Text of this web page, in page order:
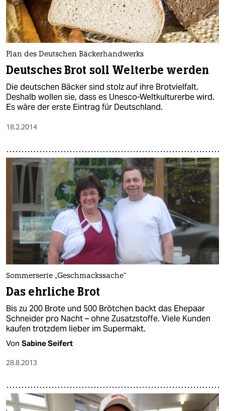
Plan des Deutschen Bäckerhandwerks
Deutsches Brot soll Welterbe werden
Die deutschen Bäcker sind stolz auf ihre Brotvielfalt.
Deshalb wollen sie, dass es Unesco-Weltkulturerbe wird.
Es wäre der erste Eintrag für Deutschland.
18.2.2014
Sommerserie „Geschmackssache“
Das ehrliche Brot
Bis zu 200 Brote und 500 Brötchen backt das Ehepaar
Schneider pro Nacht – ohne Zusatzstoffe. Viele Kunden
kaufen trotzdem lieber im Supermakt.
Von Sabine Seifert
28.8.2013